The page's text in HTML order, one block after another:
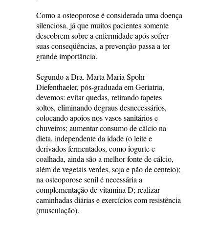
Como a osteoporose é considerada uma doença
silenciosa, já que muitos pacientes somente
descobrem sobre a enfermidade após sofrer
suas conseqüências, a prevenção passa a ter
grande importância.
Segundo a Dra. Marta Maria Spohr
Diefenthaeler, pós-graduada em Geriatria,
devemos: evitar quedas, retirando tapetes
soltos, eliminando degraus desnecessários,
colocando apoios nos vasos sanitários e
chuveiros; aumentar consumo de cálcio na
dieta, independente da idade (o leite e
derivados fermentados, como iogurte e
coalhada, ainda são a melhor fonte de cálcio,
além de vegetais verdes, soja e pão de centeio);
na osteoporose senil é necessária a
complementação de vitamina D; realizar
caminhadas diárias e exercícios com resistência
(musculação).